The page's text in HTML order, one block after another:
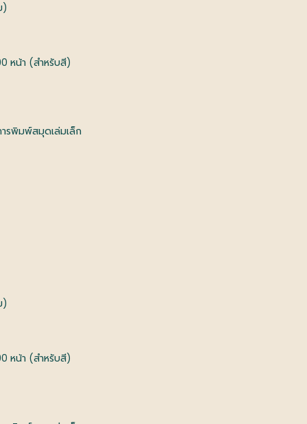
)
หน้า (สำหรับสี)
ารพิมพ์สมุดเล่มเล็ก
)
หน้า (สำหรับสี)